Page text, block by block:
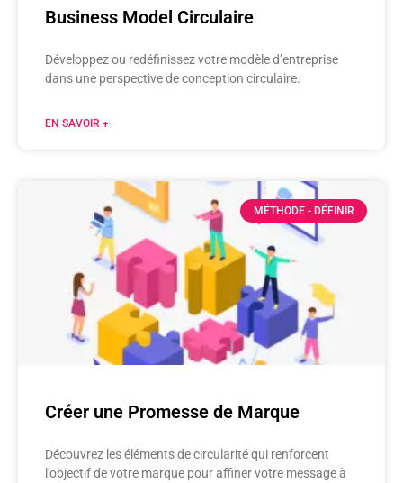
Business Model Circulaire
Développez ou redéfinissez votre modèle d’entreprise
dans une perspective de conception circulaire.​
EN SAVOIR +
MÉTHODE - DÉFINIR
Créer une Promesse de Marque
Découvrez les éléments de circularité qui renforcent
l’objectif de votre marque pour affiner votre message à